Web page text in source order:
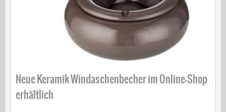
Neue Keramik Windaschenbecher im Online-Shop
erhältlich